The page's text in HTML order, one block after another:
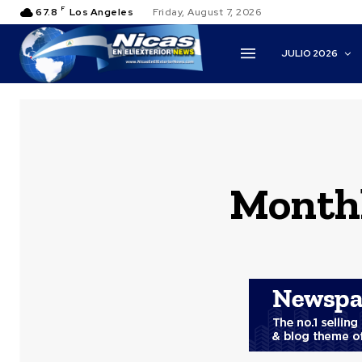
67.8 F Los Angeles Friday, August 7, 2026
JULIO 2026